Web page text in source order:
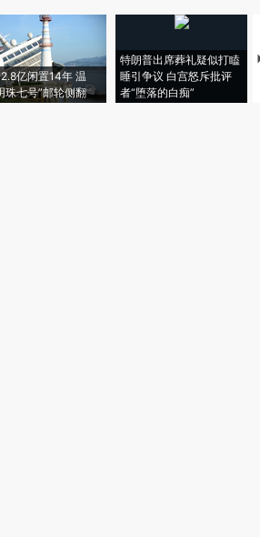
亿闲置14年 温
珠七号”邮轮侧翻
特朗普出席葬礼疑似打瞌
睡引争议 白宫怒斥批评
者“堕落的白痴”